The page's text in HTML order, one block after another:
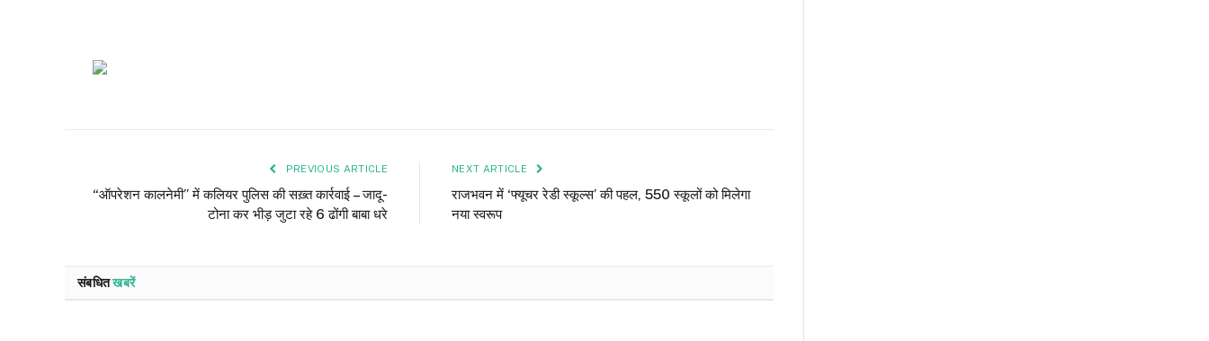
PREVIOUS ARTICLE
“ऑपरेशन कालनेमी” में कलियर पुलिस की सख़्त कार्रवाई – जादू-
टोना कर भीड़ जुटा रहे 6 ढोंगी बाबा धरे
NEXT ARTICLE
राजभवन में ‘फ्यूचर रेडी स्कूल्स’ की पहल, 550 स्कूलों को मिलेगा
नया स्वरूप
संबधितखबरें